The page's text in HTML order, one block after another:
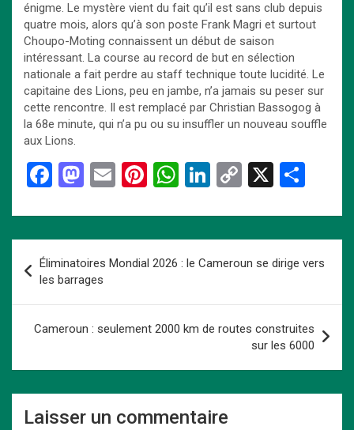
énigme. Le mystère vient du fait qu’il est sans club depuis
quatre mois, alors qu’à son poste Frank Magri et surtout
Choupo-Moting connaissent un début de saison
intéressant. La course au record de but en sélection
nationale a fait perdre au staff technique toute lucidité. Le
capitaine des Lions, peu en jambe, n’a jamais su peser sur
cette rencontre. Il est remplacé par Christian Bassogog à
la 68e minute, qui n’a pu ou su insuffler un nouveau souffle
aux Lions.
F
ce
b
o
o
k
M
st
o
d
o
n
E
ail
Pi
er
es
t
W
at
s
A
p
p
Li
ke
n
C
py
n
k
X
ta
er
Navigation
de
l’article
Éliminatoires Mondial 2026 : le Cameroun se dirige vers
les barrages
Cameroun : seulement 2000 km de routes construites
sur les 6000
Laisser un commentaire